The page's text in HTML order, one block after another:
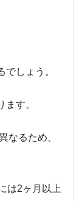
しょう。
す。
なるため、
は2ヶ月以上